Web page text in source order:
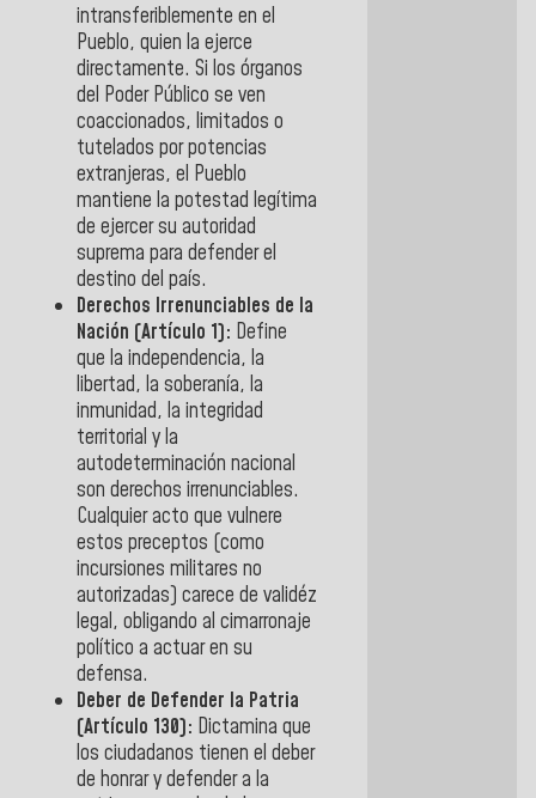
intransferiblemente en el
Pueblo, quien la ejerce
directamente. Si los órganos
del Poder Público se ven
coaccionados, limitados o
tutelados por potencias
extranjeras, el Pueblo
mantiene la potestad legítima
de ejercer su autoridad
suprema para defender el
destino del país.
Derechos Irrenunciables de la
Nación (Artículo 1): Define
que la independencia, la
libertad, la soberanía, la
inmunidad, la integridad
territorial y la
autodeterminación nacional
son derechos irrenunciables.
Cualquier acto que vulnere
estos preceptos (como
incursiones militares no
autorizadas) carece de validéz
legal, obligando al cimarronaje
político a actuar en su
defensa.
Deber de Defender la Patria
(Artículo 130): Dictamina que
los ciudadanos tienen el deber
de honrar y defender a la